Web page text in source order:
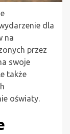
dla
na
przez
swoje
także
oświaty.